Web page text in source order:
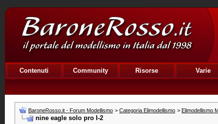
Contenuti Community Risorse Varie
BaroneRosso.it - Forum Modellismo > Categoria Elimodellismo > Elimodellismo
nine eagle solo pro I-2